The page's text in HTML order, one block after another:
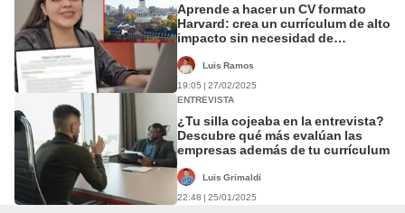
Aprende a hacer un CV formato
Harvard: crea un currículum de alto
impacto sin necesidad de
Luis Ramos
19:05 | 27/02/2025
ENTREVISTA
¿Tu silla cojeaba en la entrevista?
Descubre qué más evalúan las
empresas además de tu currículum
Luis Grimaldi
22:48 | 25/01/2025